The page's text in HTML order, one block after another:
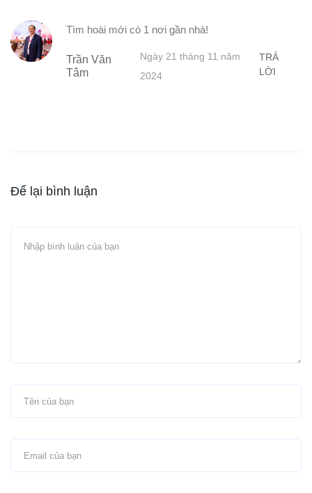
Tìm hoài mới có 1 nơi gần nhà!
Trần Văn
Tâm
Ngày 21 tháng 11 năm
2024
TRẢ
LỜI
Để lại bình luận